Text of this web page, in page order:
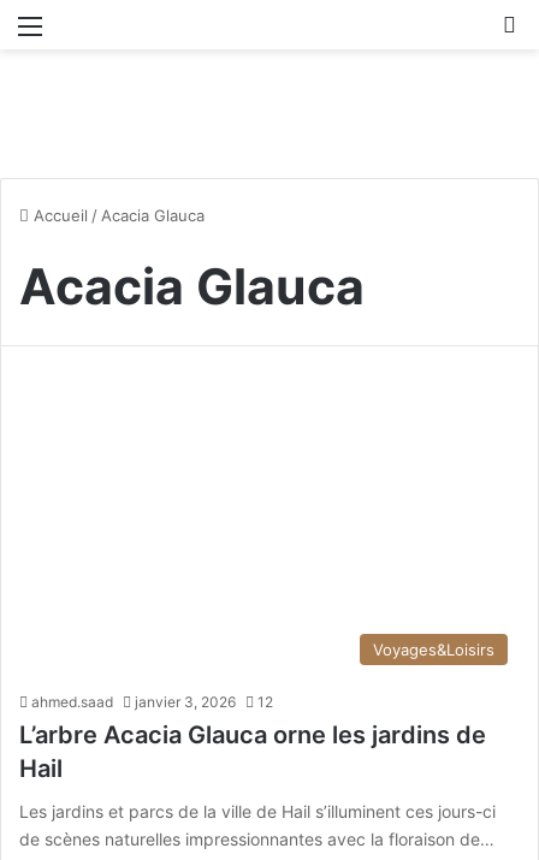
Accueil /Acacia Glauca
Acacia Glauca
Voyages&Loisirs
ahmed.saad janvier 3, 2026 12
L’arbre Acacia Glauca orne les jardins de
Hail
Les jardins et parcs de la ville de Hail s’illuminent ces jours-ci
de scènes naturelles impressionnantes avec la floraison de…